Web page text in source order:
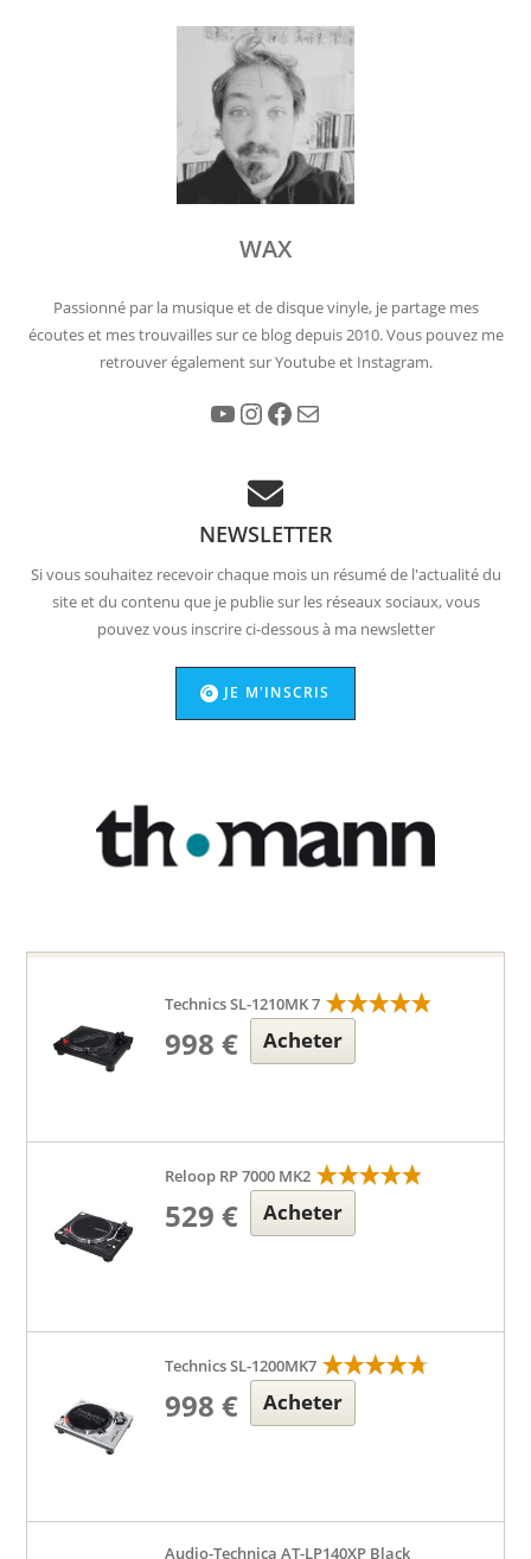
WAX
Passionné par la musique et de disque vinyle, je partage mes
écoutes et mes trouvailles sur ce blog depuis 2010. Vous pouvez me
retrouver également sur Youtube et Instagram.
YouTube Instagram Facebook
NEWSLETTER
Si vous souhaitez recevoir chaque mois un résumé de l'actualité du
site et du contenu que je publie sur les réseaux sociaux, vous
pouvez vous inscrire ci-dessous à ma newsletter
JE M'INSCRIS
Technics SL-1210MK 7
998 € Acheter
Reloop RP 7000 MK2
529 € Acheter
Technics SL-1200MK7
998 € Acheter
Audio-Technica AT-LP140XP Black